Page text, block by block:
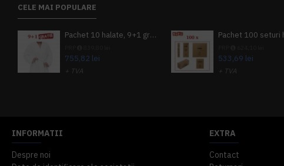
CELE MAI POPULARE
Pachet 10 halate, 9+1 gratuit
755,82 lei
+ TVA
533,69 lei
+ TVA
INFORMATII
Despre noi
EXTRA
Contact